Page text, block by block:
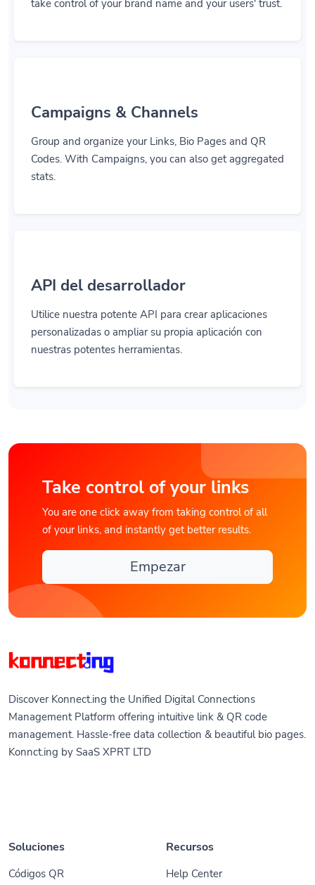
take control of your brand name and your users' trust.
Campaigns & Channels
Group and organize your Links, Bio Pages and QR
Codes. With Campaigns, you can also get aggregated
stats.
API del desarrollador
Utilice nuestra potente API para crear aplicaciones
personalizadas o ampliar su propia aplicación con
nuestras potentes herramientas.
Take control of your links
You are one click away from taking control of all
of your links, and instantly get better results.
Empezar
Discover Konnect.ing the Unified Digital Connections
Management Platform offering intuitive link & QR code
management. Hassle-free data collection & beautiful bio pages.
Konnct.ing by SaaS XPRT LTD
Soluciones
Códigos QR
Recursos
Help Center